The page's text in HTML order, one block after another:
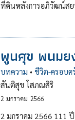
ที่ดินหลังการอภิวัฒน์สย
พูนศุข พนมย
บทความ • ชีวิต-ครอบค
สันติสุข โสภณสิริ
2 มกราคม 2566
2 มกราคม 2566 111